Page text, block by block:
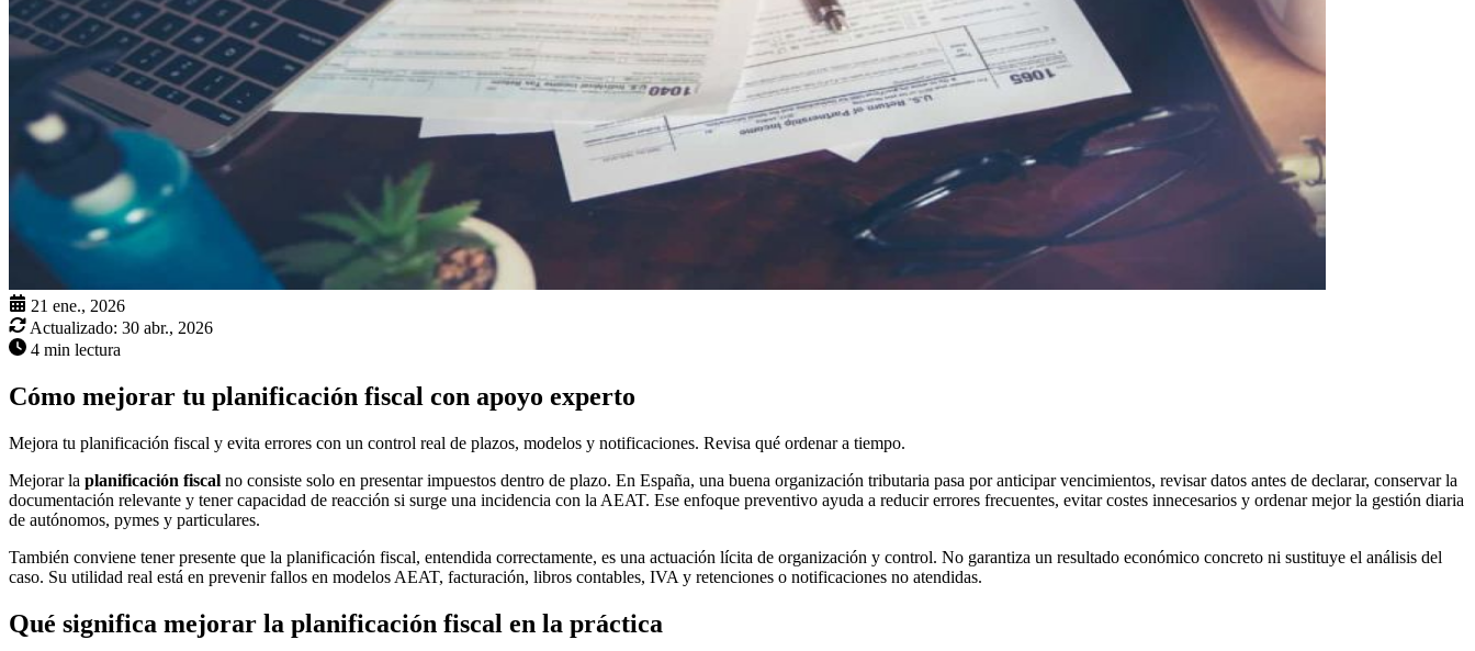
21 ene., 2026
Actualizado: 30 abr., 2026
4 min lectura
Cómo mejorar tu planificación fiscal con apoyo experto
Mejora tu planificación fiscal y evita errores con un control real de plazos, modelos y notificaciones. Revisa qué ordenar a tiempo.
Mejorar la planificación fiscal no consiste solo en presentar impuestos dentro de plazo. En España, una buena organización tributaria pasa por anticipar vencimientos, revisar datos antes de declarar, conservar la
documentación relevante y tener capacidad de reacción si surge una incidencia con la AEAT. Ese enfoque preventivo ayuda a reducir errores frecuentes, evitar costes innecesarios y ordenar mejor la gestión diaria
de autónomos, pymes y particulares.
También conviene tener presente que la planificación fiscal, entendida correctamente, es una actuación lícita de organización y control. No garantiza un resultado económico concreto ni sustituye el análisis del
caso. Su utilidad real está en prevenir fallos en modelos AEAT, facturación, libros contables, IVA y retenciones o notificaciones no atendidas.
Qué significa mejorar la planificación fiscal en la práctica